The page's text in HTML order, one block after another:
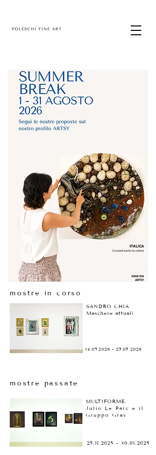
mostre in corso
SANDRO CHIA
Maschere attuali
14.05.2026 - 27.07.2026
mostre passate
MULTIFORME.
Julio Le Parc e il
Gruppo Grav
25.11.2025 - 30.01.2025